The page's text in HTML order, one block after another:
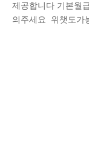
제공합니다 기본월
의주세요 위챗도가